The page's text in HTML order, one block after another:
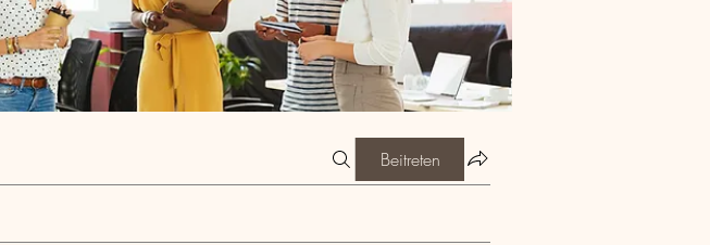
Beitreten